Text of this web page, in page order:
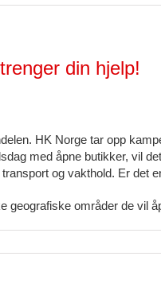
din hjelp!
HK Norge tar opp
med åpne butikker, vil
og vakthold. Er det
geografiske områder de vil